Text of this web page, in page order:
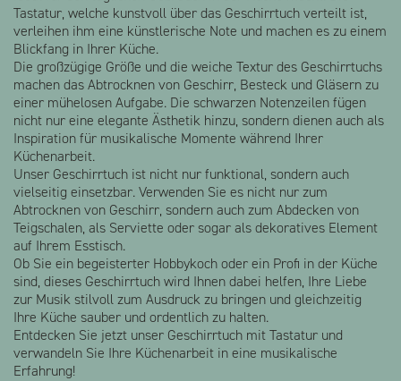
Tastatur, welche kunstvoll über das Geschirrtuch verteilt ist,
verleihen ihm eine künstlerische Note und machen es zu einem
Blickfang in Ihrer Küche.
Die großzügige Größe und die weiche Textur des Geschirrtuchs
machen das Abtrocknen von Geschirr, Besteck und Gläsern zu
einer mühelosen Aufgabe. Die schwarzen Notenzeilen fügen
nicht nur eine elegante Ästhetik hinzu, sondern dienen auch als
Inspiration für musikalische Momente während Ihrer
Küchenarbeit.
Unser Geschirrtuch ist nicht nur funktional, sondern auch
vielseitig einsetzbar. Verwenden Sie es nicht nur zum
Abtrocknen von Geschirr, sondern auch zum Abdecken von
Teigschalen, als Serviette oder sogar als dekoratives Element
auf Ihrem Esstisch.
Ob Sie ein begeisterter Hobbykoch oder ein Profi in der Küche
sind, dieses Geschirrtuch wird Ihnen dabei helfen, Ihre Liebe
zur Musik stilvoll zum Ausdruck zu bringen und gleichzeitig
Ihre Küche sauber und ordentlich zu halten.
Entdecken Sie jetzt unser Geschirrtuch mit Tastatur und
verwandeln Sie Ihre Küchenarbeit in eine musikalische
Erfahrung!